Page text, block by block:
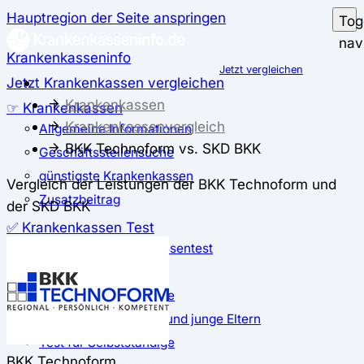
Hauptregion der Seite anspringen
Krankenkasseninfo
Jetzt Krankenkassen vergleichen
☞ Krankenkassen
Allgemeine Informationen
Geschäftsstellensuche
günstigste Krankenkassen
Zusatzbeitrag
✅ Krankenkassen Test
Der große Krankenkassentest
Test für Studierende
Test für Auszubildende
Test für Schwangere und junge Eltern
Test für Selbstständige
Jetzt vergleichen
Krankenkassen
Krankenkassenvergleich
BKK Technoform vs. SKD BKK
Vergleich der Leistungen der BKK Technoform und
der SKD BKK